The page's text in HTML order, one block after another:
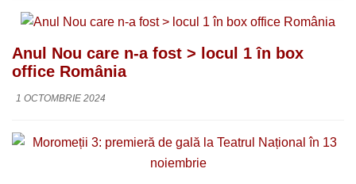
Anul Nou care n-a fost > locul 1 în box
office România
1 OCTOMBRIE 2024